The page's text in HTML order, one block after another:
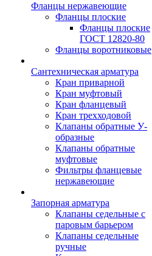
Фланцы нержавеющие
Фланцы плоские
Фланцы плоские
ГОСТ 12820-80
Фланцы воротниковые
Сантехническая арматура
Кран приварной
Кран муфтовый
Кран фланцевый
Кран трехходовой
Клапаны обратные У-
образные
Клапаны обратные
муфтовые
Фильтры фланцевые
нержавеющие
Запорная арматура
Клапаны седельные с
паровым барьером
Клапаны седельные
ручные